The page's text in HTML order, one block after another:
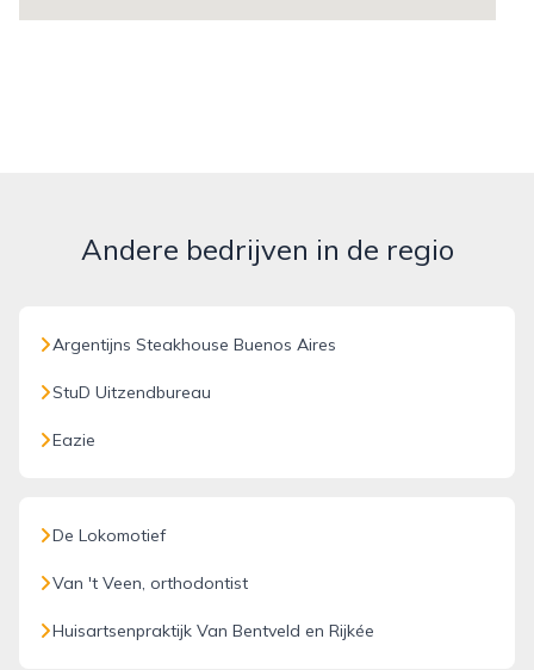
Andere bedrijven in de regio
Argentijns Steakhouse Buenos Aires
StuD Uitzendbureau
Eazie
De Lokomotief
Van 't Veen, orthodontist
Huisartsenpraktijk Van Bentveld en Rijkée